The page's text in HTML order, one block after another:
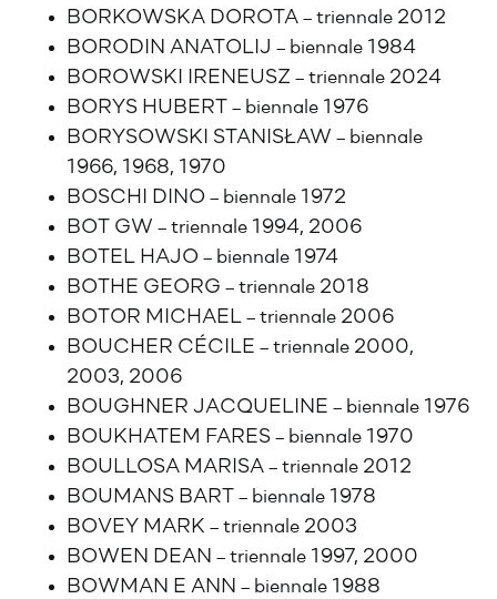
BORKOWSKA DOROTA – triennale 2012
BORODIN ANATOLIJ – biennale 1984
BOROWSKI IRENEUSZ – triennale 2024
BORYS HUBERT – biennale 1976
BORYSOWSKI STANISŁAW – biennale
1966, 1968, 1970
BOSCHI DINO – biennale 1972
BOT GW – triennale 1994, 2006
BOTEL HAJO – biennale 1974
BOTHE GEORG – triennale 2018
BOTOR MICHAEL – triennale 2006
BOUCHER CÉCILE – triennale 2000,
2003, 2006
BOUGHNER JACQUELINE – biennale 1976
BOUKHATEM FARES – biennale 1970
BOULLOSA MARISA – triennale 2012
BOUMANS BART – biennale 1978
BOVEY MARK – triennale 2003
BOWEN DEAN – triennale 1997, 2000
BOWMAN E ANN – biennale 1988